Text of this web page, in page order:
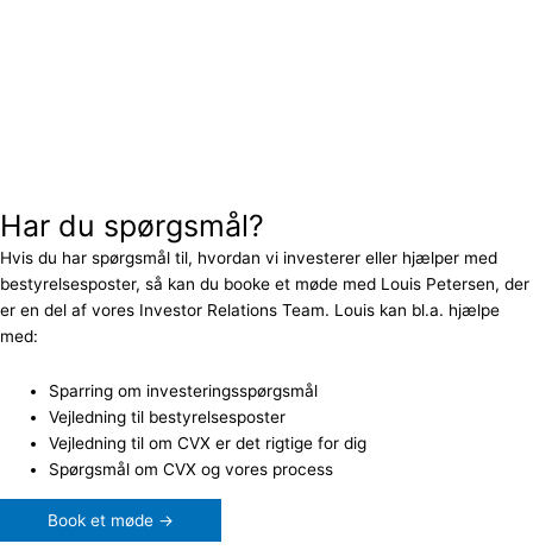
Har du spørgsmål?
Hvis du har spørgsmål til, hvordan vi investerer eller hjælper med
bestyrelsesposter, så kan du booke et møde med Louis Petersen, der
er en del af vores Investor Relations Team. Louis kan bl.a. hjælpe
med:
Sparring om investeringsspørgsmål
Vejledning til bestyrelsesposter
Vejledning til om CVX er det rigtige for dig
Spørgsmål om CVX og vores process
Book et møde →